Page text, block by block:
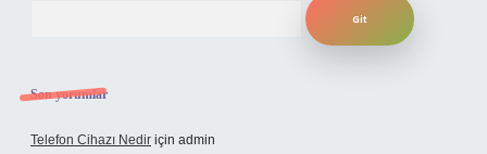
Son yorumlar
Telefon Cihazı Nedir için admin